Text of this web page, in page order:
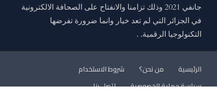
جانفي 2021 وذلك تزامنا والانفتاح على الصحافة الالكترونية
في الجزائر التي لم تعد خيار وانما ضرورة تفرضها
التكنولوجيا الرقمية. .
الرئيسية من نحن؟
شروط الاستخدام
سياسة حماية الخصوصية
اتصل بنا